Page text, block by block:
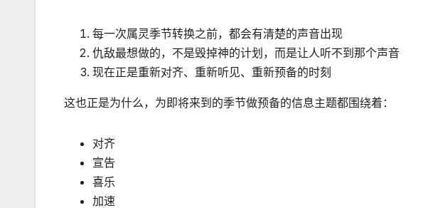
每一次属灵季节转换之前，都会有清楚的声音出现
仇敌最想做的，不是毁掉神的计划，而是让人听不到那个声音
现在正是重新对齐、重新听见、重新预备的时刻
这也正是为什么，为即将来到的季节做预备的信息主题都围绕着：
对齐
宣告
喜乐
加速